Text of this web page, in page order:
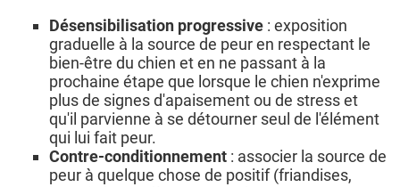
Désensibilisation progressive : exposition
graduelle à la source de peur en respectant le
bien-être du chien et en ne passant à la
prochaine étape que lorsque le chien n'exprime
plus de signes d'apaisement ou de stress et
qu'il parvienne à se détourner seul de l'élément
qui lui fait peur.
Contre-conditionnement : associer la source de
peur à quelque chose de positif (friandises,